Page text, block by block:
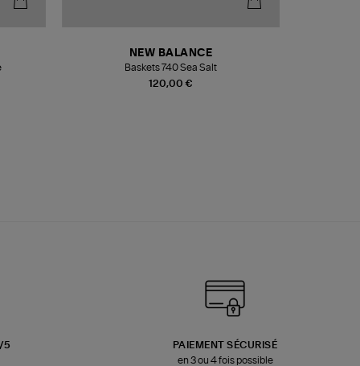
120,00 €
NEW BALANCE
Baskets 740 Sea Salt
5
PAIEMENT SÉCURISÉ
en 3 ou 4 fois possible